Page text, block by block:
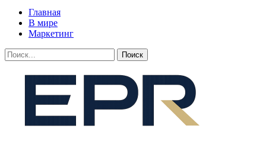
Главная
В мире
Маркетинг